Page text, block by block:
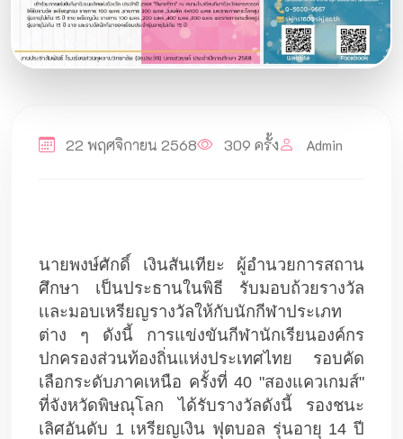
22 พฤศจิกายน 2568 309 ครั้ง Admin
นายพงษ์ศักดิ์ เงินสันเทียะ ผู้อำนวยการสถาน
ศึกษา เป็นประธานในพิธี รับมอบถ้วยรางวัล
เเละมอบเหรียญรางวัลให้กับนักกีฬาประเภท
ต่าง ๆ ดังนี้ การแข่งขันกีฬานักเรียนองค์กร
ปกครองส่วนท้องถิ่นแห่งประเทศไทย รอบคัด
เลือกระดับภาคเหนือ ครั้งที่ 40 "สองแควเกมส์"
ที่จังหวัดพิษณุโลก ได้รับรางวัลดังนี้ รองชนะ
เลิศอันดับ 1 เหรียญเงิน ฟุตบอล รุ่นอายุ 14 ปี